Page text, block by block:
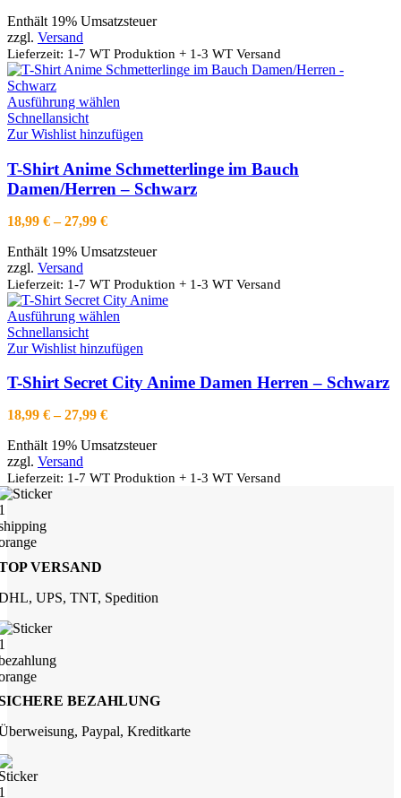
auf
Produktseite
gewählt
werden
bis
Enthält 19% Umsatzsteuer
zzgl. Versand
Lieferzeit: 1-7 WT Produktion + 1-3 WT Versand
Ausführung wählen
weist
Varianten
auf.
Die
auf
Produktseite
gewählt
werden
Schnellansicht
Zur Wishlist hinzufügen
T-Shirt Anime Schmetterlinge im Bauch
Damen/Herren – Schwarz
18,99 € –27,99 €Preisspanne:
bis
Enthält 19% Umsatzsteuer
zzgl. Versand
Lieferzeit: 1-7 WT Produktion + 1-3 WT Versand
Ausführung wählen
weist
Varianten
auf.
können
der
Schnellansicht
Zur Wishlist hinzufügen
T-Shirt Secret City Anime Damen Herren – Schwarz
18,99 € –27,99 €Preisspanne:
bis
Enthält 19% Umsatzsteuer
zzgl. Versand
Lieferzeit: 1-7 WT Produktion + 1-3 WT Versand
VERSAND
UPS, TNT, Spedition
BEZAHLUNG
Paypal, Kreditkarte